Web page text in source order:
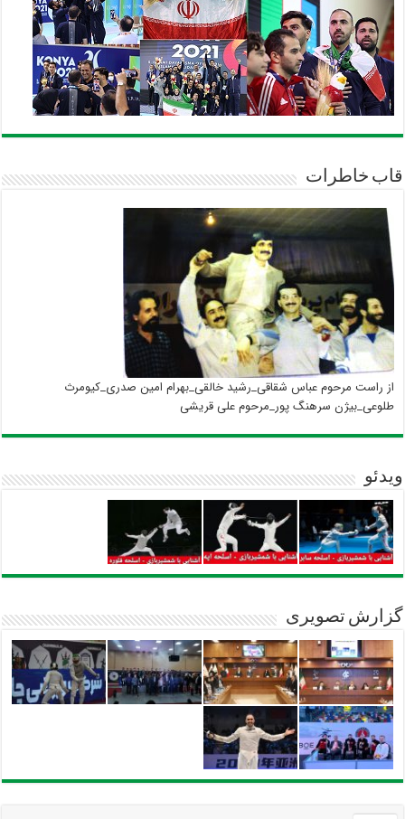
قاب خاطرات
از راست مرحوم عباس شقاقی_رشید خالقی_بهرام امین صدری_کیومرث
طلوعی_بیژن سرهنگ پور_مرحوم علی قریشی
ویدئو
گزارش تصویری